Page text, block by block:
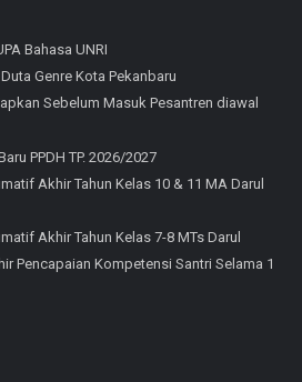
Bahasa UNRI
Genre Kota Pekanbaru
Sebelum Masuk Pesantren diawal
PPDH TP. 2026/2027
Akhir Tahun Kelas 10 & 11 MA Darul
Akhir Tahun Kelas 7-8 MTs Darul
Pencapaian Kompetensi Santri Selama 1